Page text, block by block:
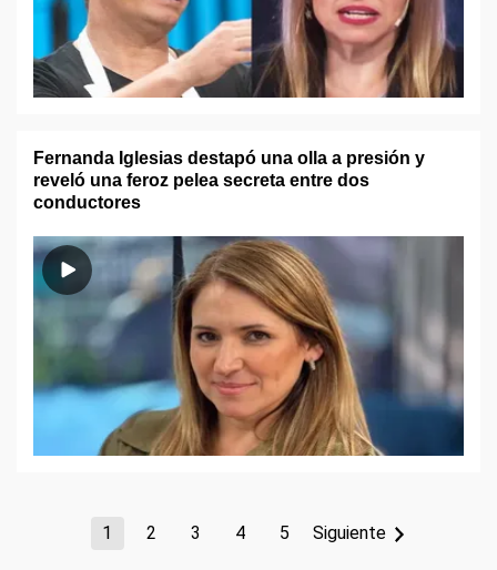
Fernanda Iglesias destapó una olla a presión y
reveló una feroz pelea secreta entre dos
conductores
1 2 3 4 5 Siguiente